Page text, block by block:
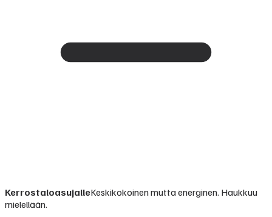
KerrostaloasujalleKeskikokoinen mutta energinen. Haukkuu
mielellään.